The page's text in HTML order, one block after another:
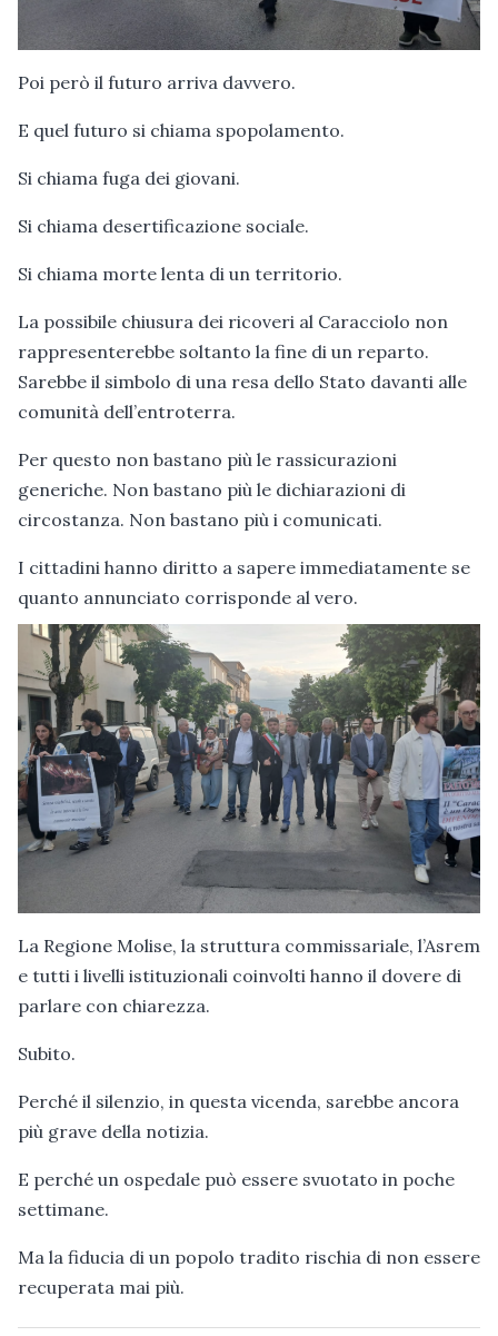
Poi però il futuro arriva davvero.
E quel futuro si chiama spopolamento.
Si chiama fuga dei giovani.
Si chiama desertificazione sociale.
Si chiama morte lenta di un territorio.
La possibile chiusura dei ricoveri al Caracciolo non
rappresenterebbe soltanto la fine di un reparto.
Sarebbe il simbolo di una resa dello Stato davanti alle
comunità dell’entroterra.
Per questo non bastano più le rassicurazioni
generiche. Non bastano più le dichiarazioni di
circostanza. Non bastano più i comunicati.
I cittadini hanno diritto a sapere immediatamente se
quanto annunciato corrisponde al vero.
La Regione Molise, la struttura commissariale, l’Asrem
e tutti i livelli istituzionali coinvolti hanno il dovere di
parlare con chiarezza.
Subito.
Perché il silenzio, in questa vicenda, sarebbe ancora
più grave della notizia.
E perché un ospedale può essere svuotato in poche
settimane.
Ma la fiducia di un popolo tradito rischia di non essere
recuperata mai più.